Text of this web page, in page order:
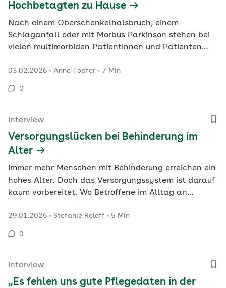
Hochbetagten zu Hause
Nach einem Oberschenkelhalsbruch, einem
Schlaganfall oder mit Morbus Parkinson stehen bei
vielen multimorbiden Patientinnen und Patienten
Altersmedizinerin Dr. Christiane von Rothkirch leitet
in Bremen als ärztliche Geschäftsführerin den
03.02.2026 Änne Töpfer 7 Min
0
Interview
Versorgungslücken bei Behinderung im
Alter
Immer mehr Menschen mit Behinderung erreichen ein
hohes Alter. Doch das Versorgungssystem ist darauf
kaum vorbereitet. Wo Betroffene im Alltag an
erläutert Wolf-Dietrich Trenner vom Arbeitskreis
Down-Syndrom.
29.01.2026 Stefanie Roloff 5 Min
0
Interview
„Es fehlen uns gute Pflegedaten in der